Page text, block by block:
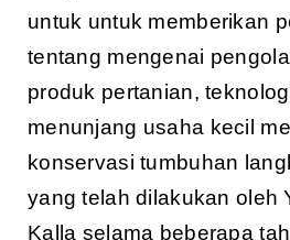
untuk untuk memberikan
tentang mengenai
produk pertanian,
menunjang usaha kecil
konservasi tumbuhan
yang telah dilakukan oleh
Kalla selama beberapa